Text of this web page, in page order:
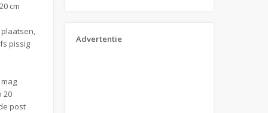
cm
pissig
20
post
Advertentie